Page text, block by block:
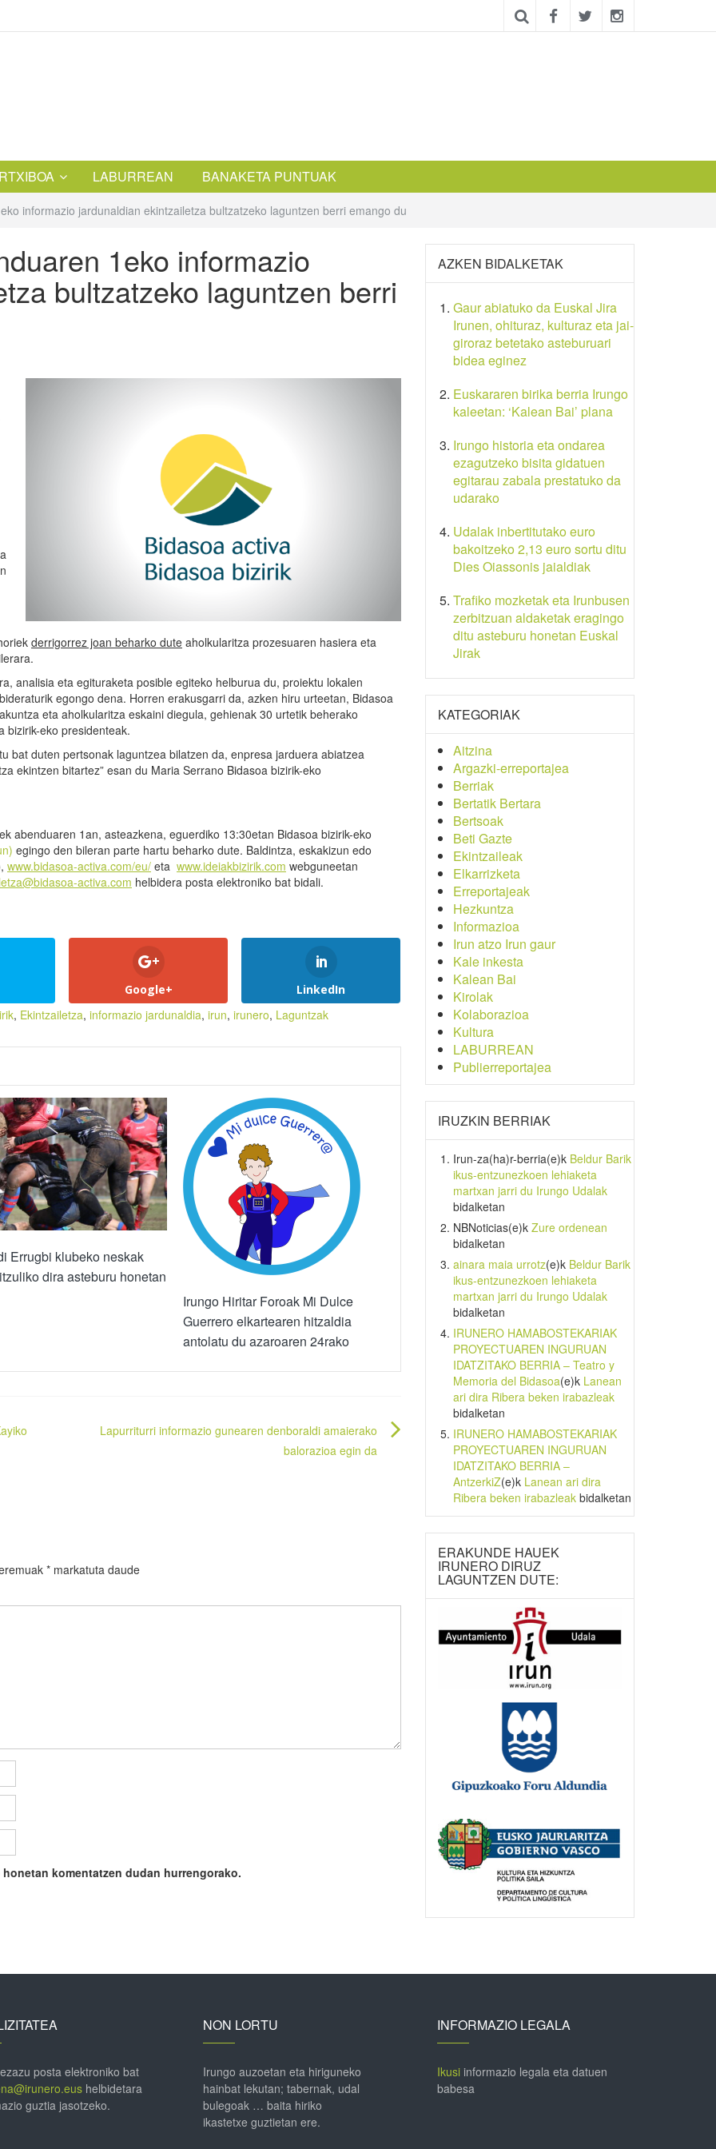
LABURREAN BANAKETA PUNTUAK
informazio jardunaldian ekintzailetza bultzatzeko laguntzen berri emango du
1eko informazio
bultzatzeko laguntzen berri
derrigorrez joan beharko dute aholkularitza prozesuaren hasiera eta
analisia eta egituraketa posible egiteko helburua du, proiektu lokalen
egongo dena. Horren erakusgarri da, azken hiru urteetan, Bidasoa
eta aholkularitza eskaini diegula, gehienak 30 urtetik beherako
bizirik-eko presidenteak.
bat duten pertsonak laguntzea bilatzen da, enpresa jarduera abiatzea
ekintzen bitartez” esan du Maria Serrano Bidasoa bizirik-eko
abenduaren 1an, asteazkena, eguerdiko 13:30etan Bidasoa bizirik-eko
egingo den bileran parte hartu beharko dute. Baldintza, eskakizun edo
www.bidasoa-activa.com/eu/ eta www.ideiakbizirik.com webguneetan
activa.com helbidera posta elektroniko bat bidali.
Google+ LinkedIn
, Ekintzailetza, informazio jardunaldia, irun, irunero, Laguntzak
Errugbi klubeko neskak
dira asteburu honetan
Irungo Hiritar Foroak Mi Dulce
Guerrero elkartearen hitzaldia
antolatu du azaroaren 24rako
Lapurriturri informazio gunearen denboraldi amaierako
balorazioa egin da
* markatuta daude
komentatzen dudan hurrengorako.
AZKEN BIDALKETAK
Gaur abiatuko da Euskal Jira
Irunen, ohituraz, kulturaz eta jai-
giroraz betetako asteburuari
bidea eginez
Euskararen birika berria Irungo
kaleetan: ‘Kalean Bai’ plana
Irungo historia eta ondarea
ezagutzeko bisita gidatuen
egitarau zabala prestatuko da
udarako
Udalak inbertitutako euro
bakoitzeko 2,13 euro sortu ditu
Dies Oiassonis jaialdiak
Trafiko mozketak eta Irunbusen
zerbitzuan aldaketak eragingo
ditu asteburu honetan Euskal
Jirak
KATEGORIAK
Aitzina
Argazki-erreportajea
Berriak
Bertatik Bertara
Bertsoak
Beti Gazte
Ekintzaileak
Elkarrizketa
Erreportajeak
Hezkuntza
Informazioa
Irun atzo Irun gaur
Kale inkesta
Kalean Bai
Kirolak
Kolaborazioa
Kultura
LABURREAN
Publierreportajea
IRUZKIN BERRIAK
Irun-za(ha)r-berria(e)k Beldur Barik
ikus-entzunezkoen lehiaketa
martxan jarri du Irungo Udalak
bidalketan
NBNoticias(e)k Zure ordenean
bidalketan
ainara maia urrotz(e)k Beldur Barik
ikus-entzunezkoen lehiaketa
martxan jarri du Irungo Udalak
bidalketan
IRUNERO HAMABOSTEKARIAK
PROYECTUAREN INGURUAN
IDATZITAKO BERRIA – Teatro y
Memoria del Bidasoa(e)k Lanean
ari dira Ribera beken irabazleak
bidalketan
IRUNERO HAMABOSTEKARIAK
PROYECTUAREN INGURUAN
IDATZITAKO BERRIA –
AntzerkiZ(e)k Lanean ari dira
Ribera beken irabazleakbidalketan
ERAKUNDE HAUEK
IRUNERO DIRUZ
LAGUNTZEN DUTE:
posta elektroniko bat
helbidetara
guztia jasotzeko.
NON LORTU
Irungo auzoetan eta hiriguneko
hainbat lekutan; tabernak, udal
bulegoak … baita hiriko
ikastetxe guztietan ere.
INFORMAZIO LEGALA
Ikusiinformazio legala eta datuen
babesa